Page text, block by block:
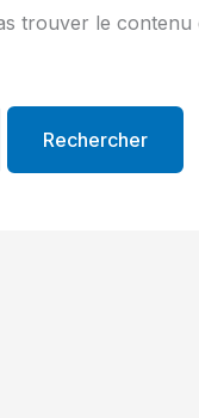
trouver le contenu